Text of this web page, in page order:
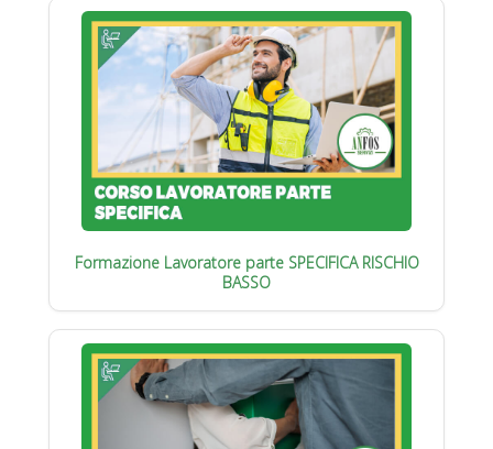
Formazione Lavoratore parte SPECIFICA RISCHIO
BASSO